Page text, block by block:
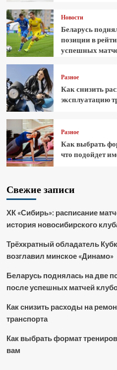
Новости
Беларусь
позиции в
успешных
Разное
Как снизить
эксплуатацию
Разное
Как выбрать
что подойдет
Свежие записи
ХК «Сибирь»: расписание
история новосибирского
Трёхкратный обладатель
возглавил минское «Динамо»
Беларусь поднялась на две
после успешных матчей
Как снизить расходы на
транспорта
Как выбрать формат
вам